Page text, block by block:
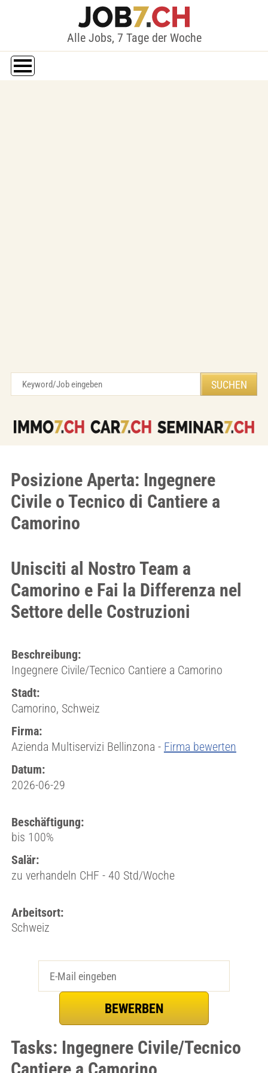
Alle Jobs, 7 Tage der Woche
Posizione Aperta: Ingegnere
Civile o Tecnico di Cantiere a
Camorino
Unisciti al Nostro Team a
Camorino e Fai la Differenza nel
Settore delle Costruzioni
Beschreibung:
Ingegnere Civile/Tecnico Cantiere a Camorino
Stadt:
Camorino, Schweiz
Firma:
Azienda Multiservizi Bellinzona - Firma bewerten
Datum:
2026-06-29
Beschäftigung:
bis 100%
Salär:
zu verhandeln CHF - 40 Std/Woche
Arbeitsort:
Schweiz
Tasks: Ingegnere Civile/Tecnico